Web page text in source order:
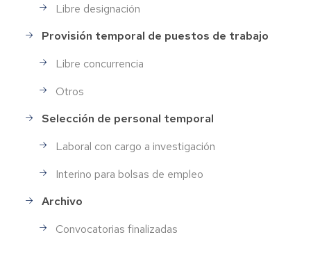
Libre designación
Provisión temporal de puestos de trabajo
Libre concurrencia
Otros
Selección de personal temporal
Laboral con cargo a investigación
Interino para bolsas de empleo
Archivo
Convocatorias finalizadas